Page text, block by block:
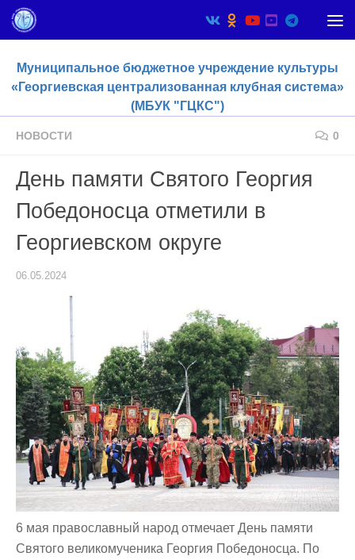
Skip to content
Муниципальное бюджетное учреждение культуры
«Георгиевская централизованная клубная система»
(МБУК "ГЦКС")
НОВОСТИ 0
День памяти Святого Георгия
Победоносца отметили в
Георгиевском округе
06.05.2024
6 мая православный народ отмечает День памяти
Святого великомученика Георгия Победоносца. По